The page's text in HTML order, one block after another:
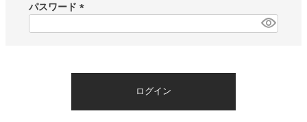
)
パスワード
ログイン